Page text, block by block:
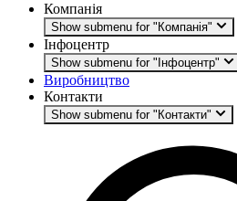
Компанія
Show submenu for "Компанія"
Інфоцентр
Show submenu for "Інфоцентр"
Виробництво
Контакти
Show submenu for "Контакти"